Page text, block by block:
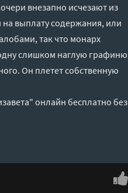
внезапно исчезают из
на выплату содержания, или
так что монарх
слишком наглую
Он плетет собственную
онлайн бесплатно без